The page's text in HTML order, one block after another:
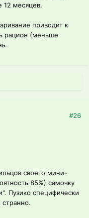
12 месяцев.
приводит к
рацион (меньше
#26
своего мини-
85%) самочку
Пузико специфически
странно.